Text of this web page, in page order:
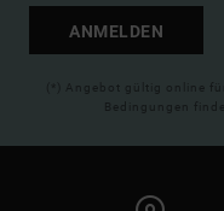
ANMELDEN
(*) Angebot gültig online
Bedingungen